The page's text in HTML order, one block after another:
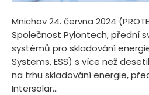
Mnichov 24. června 2024
Společnost Pylontech, přední
systémů pro skladování
Systems, ESS) s více než
na trhu skladování energie,
Intersolar...